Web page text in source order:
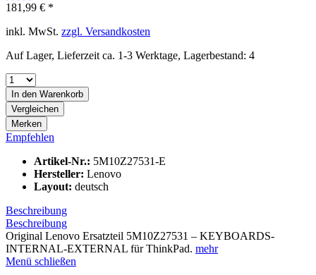
181,99 € *
inkl. MwSt. zzgl. Versandkosten
Auf Lager, Lieferzeit ca. 1-3 Werktage, Lagerbestand: 4
In den Warenkorb
Vergleichen
Merken
Empfehlen
Artikel-Nr.: 5M10Z27531-E
Hersteller: Lenovo
Layout: deutsch
Beschreibung
Beschreibung
Original Lenovo Ersatzteil 5M10Z27531 – KEYBOARDS-
INTERNAL-EXTERNAL für ThinkPad. mehr
Menü schließen